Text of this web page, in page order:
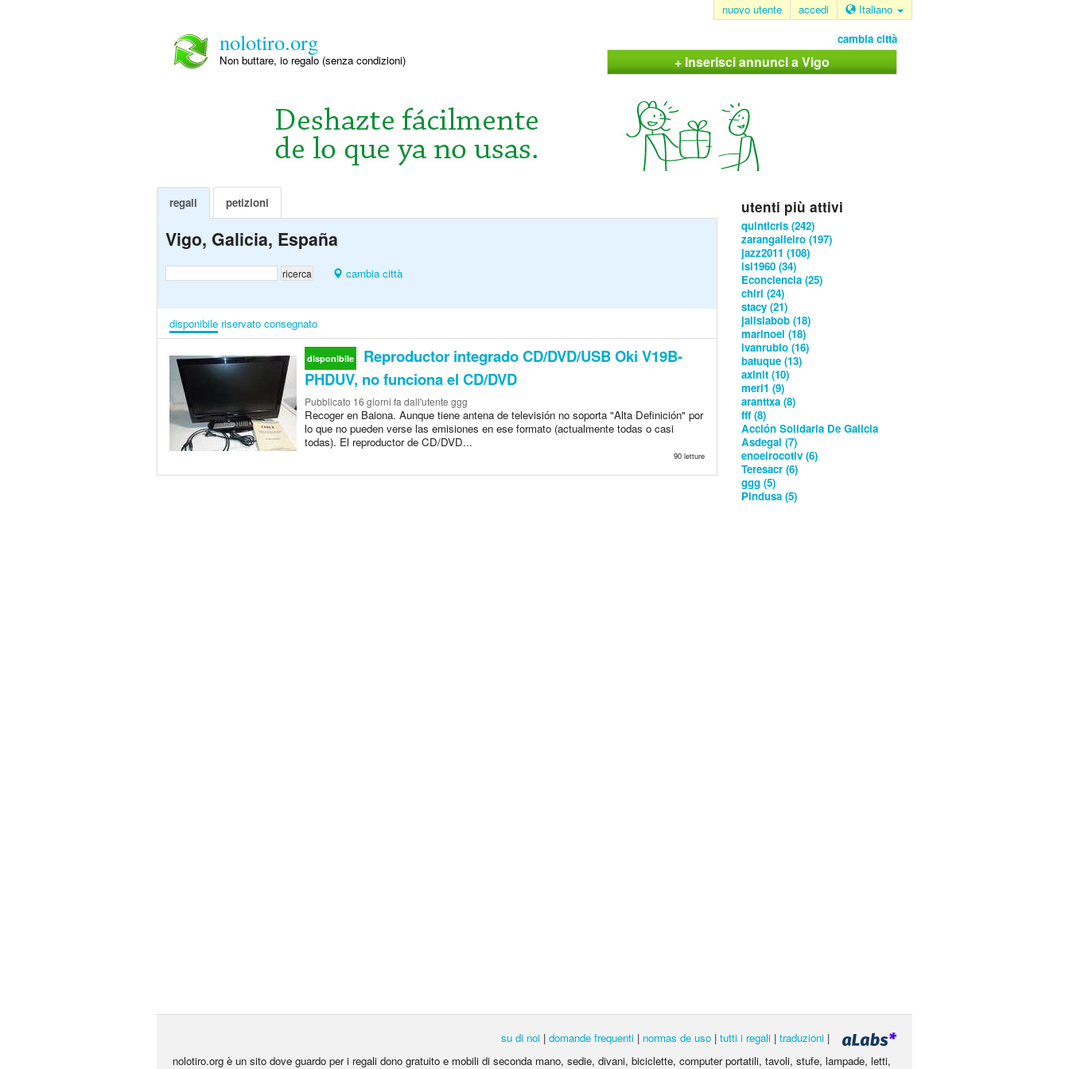
nuovo utente accedi Italiano
nolotiro.org
Non buttare, io regalo (senza condizioni)
cambia città
+ Inserisci annunci a Vigo
regali petizioni
Vigo, Galicia, España
cambia città
disponibile riservato consegnato
disponibile
Reproductor integrado CD/DVD/USB Oki V19B-
PHDUV, no funciona el CD/DVD
Pubblicato 16 giorni fa dall'utente ggg
Recoger en Baiona. Aunque tiene antena de televisión no soporta "Alta Definición" por
lo que no pueden verse las emisiones en ese formato (actualmente todas o casi
todas). El reproductor de CD/DVD...
90 letture
utenti più attivi
quinticris (242)
zarangalleiro (197)
jazz2011 (108)
isi1960 (34)
Econciencia (25)
chiri (24)
stacy (21)
jalisiabob (18)
marinoel (18)
ivanrubio (16)
batuque (13)
axlnlt (10)
meri1 (9)
aranttxa (8)
fff (8)
Acción Solidaria De Galicia
Asdegal (7)
enoelrocotiv (6)
Teresacr (6)
ggg (5)
Pindusa (5)
su di noi | domande frequenti | normas de uso | tutti i regali | traduzioni |
nolotiro.org è un sito dove guardo per i regali dono gratuito e mobili di seconda mano, sedie, divani, biciclette, computer portatili, tavoli, stufe, lampade, letti,